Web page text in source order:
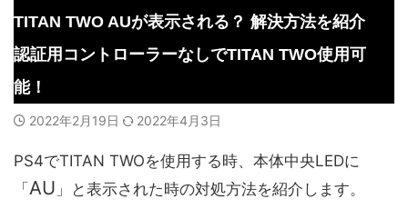
TITAN TWO AUが表示される？ 解決方法を紹介
認証用コントローラーなしでTITAN TWO使用可
能！
2022年2月19日 2022年4月3日
PS4でTITAN TWOを使用する時、本体中央LEDに
「 AU 」と表示された時の対処方法を紹介します。